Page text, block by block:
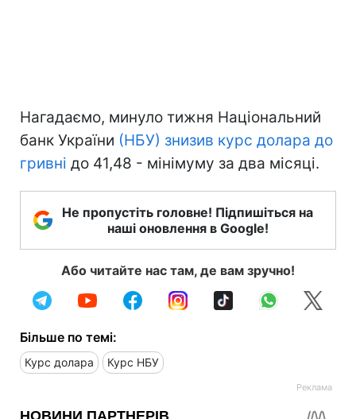
Нагадаємо, минуло тижня Національний
банк України (НБУ) знизив курс долара до
гривні до 41,48 - мінімуму за два місяці.
Не пропустіть головне! Підпишіться на
наші оновлення в Google!
Або читайте нас там, де вам зручно!
Більше по темі:
Курс долара Курс НБУ